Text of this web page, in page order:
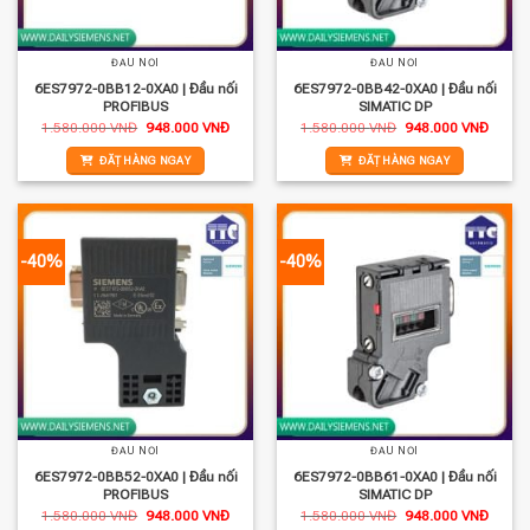
ĐẦU NỐI
6ES7972-0BB12-0XA0 | Đầu nối
PROFIBUS
1.580.000VNĐ Giá
là:
1.580.000 VNĐ.
948.000 VNĐGiá
948.000 VNĐ.
ĐẶT HÀNG NGAY
ĐẦU NỐI
6ES7972-0BB42-0XA0 | Đầu nối
SIMATIC DP
1.580.000VNĐ Giá
là:
1.580.000 VNĐ.
948.000 VNĐGiá
ĐẶT HÀNG NGAY
-40%
ĐẦU NỐI
6ES7972-0BB52-0XA0 | Đầu nối
PROFIBUS
1.580.000VNĐ Giá
948.000 VNĐGiá
-40%
ĐẦU NỐI
6ES7972-0BB61-0XA0 | Đầu nối
SIMATIC DP
1.580.000VNĐ Giá
948.000 VNĐGiá